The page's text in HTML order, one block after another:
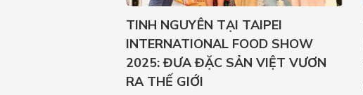
TINH NGUYÊN TẠI TAIPEI
INTERNATIONAL FOOD SHOW
2025: ĐƯA ĐẶC SẢN VIỆT VƯƠN
RA THẾ GIỚI